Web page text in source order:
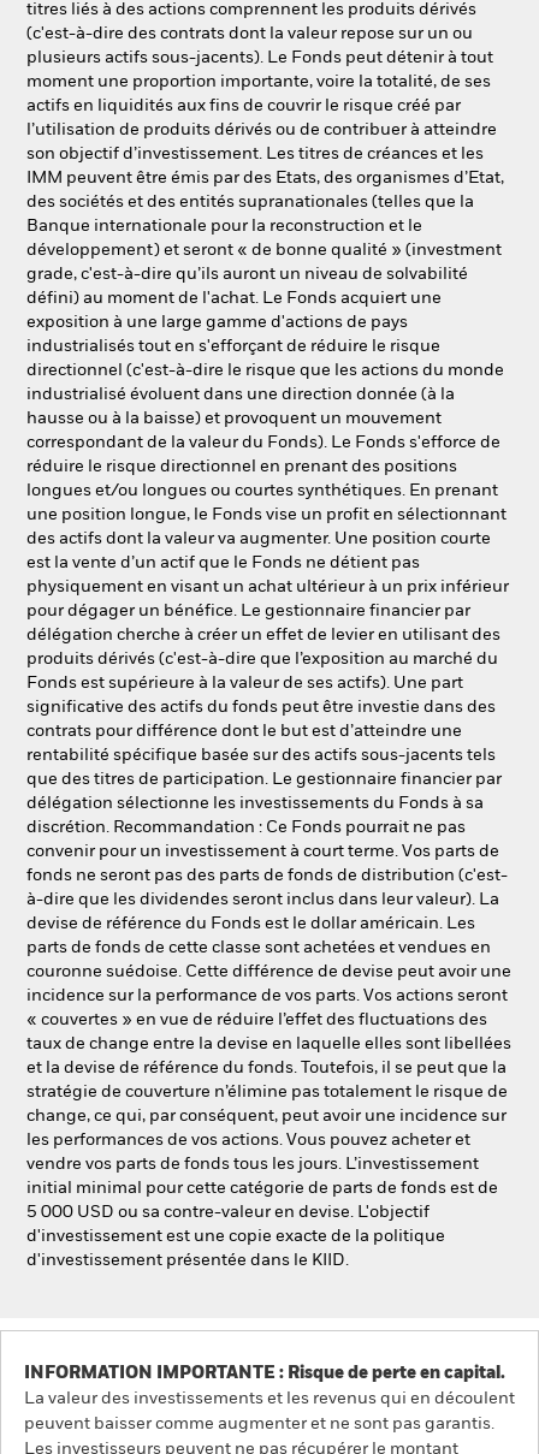
titres liés à des actions comprennent les produits dérivés
(c'est-à-dire des contrats dont la valeur repose sur un ou
plusieurs actifs sous-jacents). Le Fonds peut détenir à tout
moment une proportion importante, voire la totalité, de ses
actifs en liquidités aux fins de couvrir le risque créé par
l’utilisation de produits dérivés ou de contribuer à atteindre
son objectif d’investissement. Les titres de créances et les
IMM peuvent être émis par des Etats, des organismes d’Etat,
des sociétés et des entités supranationales (telles que la
Banque internationale pour la reconstruction et le
développement) et seront « de bonne qualité » (investment
grade, c'est-à-dire qu’ils auront un niveau de solvabilité
défini) au moment de l'achat. Le Fonds acquiert une
exposition à une large gamme d'actions de pays
industrialisés tout en s'efforçant de réduire le risque
directionnel (c'est-à-dire le risque que les actions du monde
industrialisé évoluent dans une direction donnée (à la
hausse ou à la baisse) et provoquent un mouvement
correspondant de la valeur du Fonds). Le Fonds s'efforce de
réduire le risque directionnel en prenant des positions
longues et/ou longues ou courtes synthétiques. En prenant
une position longue, le Fonds vise un profit en sélectionnant
des actifs dont la valeur va augmenter. Une position courte
est la vente d’un actif que le Fonds ne détient pas
physiquement en visant un achat ultérieur à un prix inférieur
pour dégager un bénéfice. Le gestionnaire financier par
délégation cherche à créer un effet de levier en utilisant des
produits dérivés (c'est-à-dire que l’exposition au marché du
Fonds est supérieure à la valeur de ses actifs). Une part
significative des actifs du fonds peut être investie dans des
contrats pour différence dont le but est d’atteindre une
rentabilité spécifique basée sur des actifs sous-jacents tels
que des titres de participation. Le gestionnaire financier par
délégation sélectionne les investissements du Fonds à sa
discrétion. Recommandation : Ce Fonds pourrait ne pas
convenir pour un investissement à court terme. Vos parts de
fonds ne seront pas des parts de fonds de distribution (c'est-
à-dire que les dividendes seront inclus dans leur valeur). La
devise de référence du Fonds est le dollar américain. Les
parts de fonds de cette classe sont achetées et vendues en
couronne suédoise. Cette différence de devise peut avoir une
incidence sur la performance de vos parts. Vos actions seront
« couvertes » en vue de réduire l’effet des fluctuations des
taux de change entre la devise en laquelle elles sont libellées
et la devise de référence du fonds. Toutefois, il se peut que la
stratégie de couverture n’élimine pas totalement le risque de
change, ce qui, par conséquent, peut avoir une incidence sur
les performances de vos actions. Vous pouvez acheter et
vendre vos parts de fonds tous les jours. L’investissement
initial minimal pour cette catégorie de parts de fonds est de
5 000 USD ou sa contre-valeur en devise. L'objectif
d'investissement est une copie exacte de la politique
d'investissement présentée dans le KIID.
INFORMATION IMPORTANTE : Risque de perte en capital.
La valeur des investissements et les revenus qui en découlent
peuvent baisser comme augmenter et ne sont pas garantis.
Les investisseurs peuvent ne pas récupérer le montant